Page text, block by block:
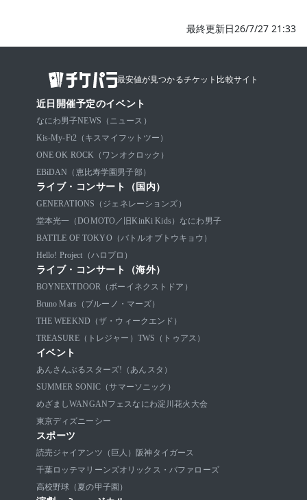
最終更新日26/7/27 21:33
最安値が見つかるチケット比較サイト
近日開催予定のイベント
なにわ男子NEWS（ニュース）
Kis-My-Ft2（キスマイフットツー）
ONE OK ROCK（ワンオクロック）
EBiDAN（恵比寿学園男子部）
ライブ・コンサート（国内）
GENERATIONS（ジェネレーションズ）
堂本光一（DOMOTO／旧KinKi Kids） なにわ男子
BATTLE OF TOKYO（バトルオブトウキョウ）
Hello! Project（ハロプロ）
ライブ・コンサート（海外）
BOYNEXTDOOR（ボーイネクストドア）
Bruno Mars（ブルーノ・マーズ）
THE WEEKND（ザ・ウィークエンド）
TREASURE（トレジャー） TWS（トゥアス）
イベント
あんさんぶるスターズ!（あんスタ）
SUMMER SONIC（サマーソニック）
めざましWANGANフェスなにわ淀川花火大会
東京ディズニーシー
スポーツ
読売ジャイアンツ（巨人）
阪神タイガース
千葉ロッテマリーンズオリックス・バファローズ
高校野球（夏の甲子園）